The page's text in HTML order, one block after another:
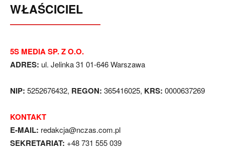
WŁAŚCICIEL
5S MEDIA SP. Z O.O.
ADRES: ul. Jelinka 31 01-646 Warszawa
NIP: 5252676432, REGON: 365416025, KRS: 0000637269
KONTAKT
E-MAIL: redakcja@nczas.com.pl
SEKRETARIAT: +48 731 555 039